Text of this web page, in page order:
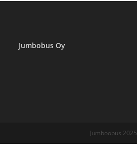
Jumbobus Oy
Jumboobus 2025